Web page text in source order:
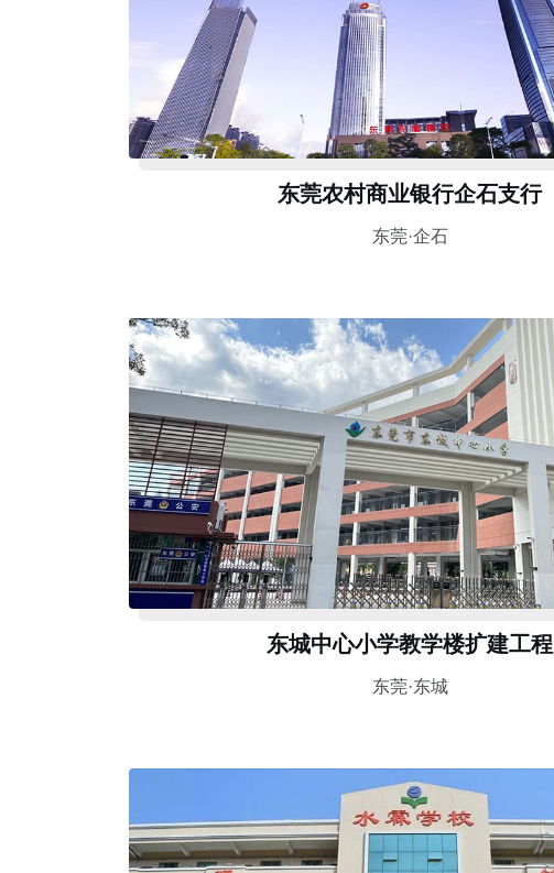
东莞农村商业银行企石支行
东莞·企石
东城中心小学教学楼扩建工程
东莞·东城